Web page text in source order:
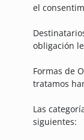
el
obligación
Formas de
tratamos
Las
siguientes: